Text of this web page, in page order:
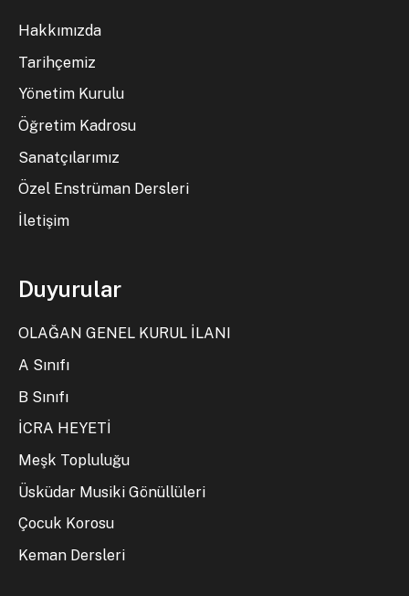
Hakkımızda
Tarihçemiz
Yönetim Kurulu
Öğretim Kadrosu
Sanatçılarımız
Özel Enstrüman Dersleri
İletişim
Duyurular
OLAĞAN GENEL KURUL İLANI
A Sınıfı
B Sınıfı
İCRA HEYETİ
Meşk Topluluğu
Üsküdar Musiki Gönüllüleri
Çocuk Korosu
Keman Dersleri